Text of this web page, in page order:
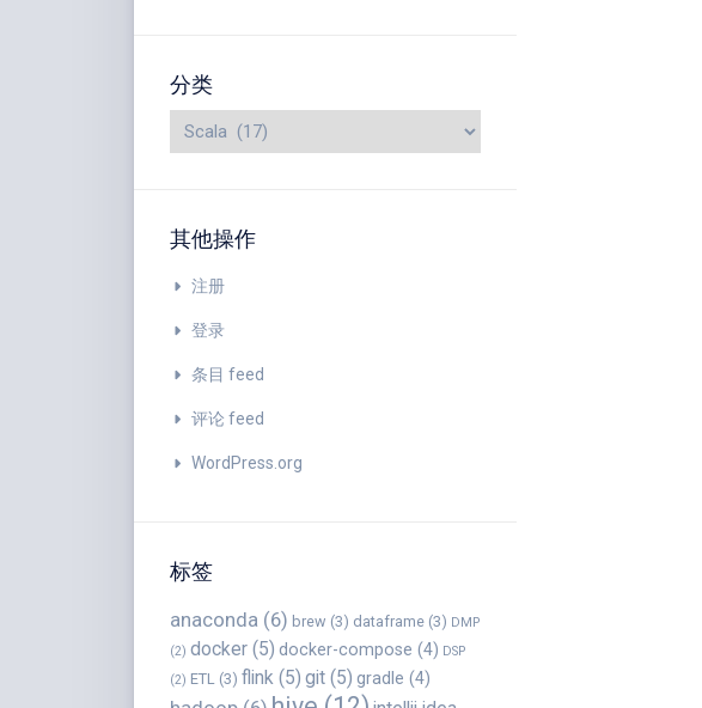
分类
其他操作
注册
登录
条目 feed
评论 feed
WordPress.org
标签
anaconda (6) brew (3) dataframe (3) DMP
(2) docker (5) docker-compose (4) DSP
(2) ETL (3) flink (5) git (5) gradle (4)